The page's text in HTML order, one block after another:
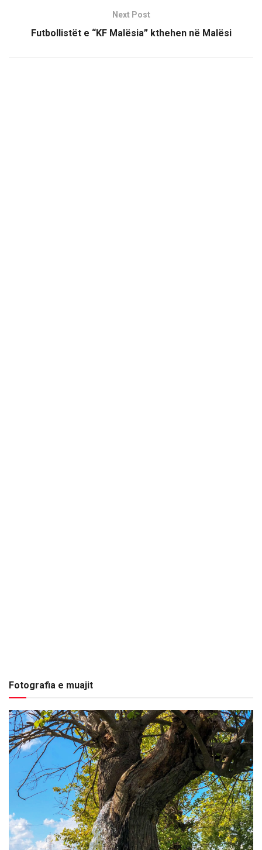
Next Post
Futbollistët e “KF Malësia” kthehen në Malësi
Fotografia e muajit